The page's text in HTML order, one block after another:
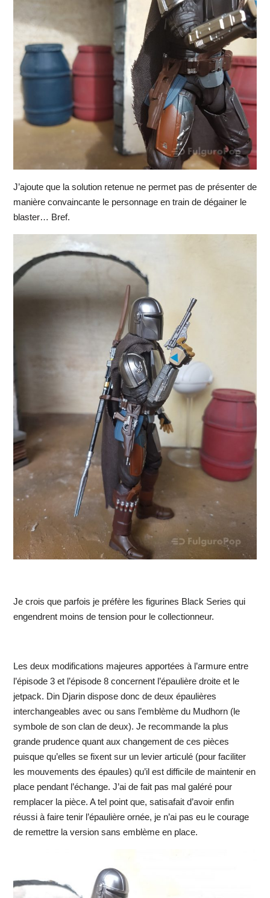
J’ajoute que la solution retenue ne permet pas de présenter de
manière convaincante le personnage en train de dégainer le
blaster… Bref.
Je crois que parfois je préfère les figurines Black Series qui
engendrent moins de tension pour le collectionneur.
Les deux modifications majeures apportées à l’armure entre
l’épisode 3 et l’épisode 8 concernent l’épaulière droite et le
jetpack. Din Djarin dispose donc de deux épaulières
interchangeables avec ou sans l’emblème du Mudhorn (le
symbole de son clan de deux). Je recommande la plus
grande prudence quant aux changement de ces pièces
puisque qu’elles se fixent sur un levier articulé (pour faciliter
les mouvements des épaules) qu’il est difficile de maintenir en
place pendant l’échange. J’ai de fait pas mal galéré pour
remplacer la pièce. A tel point que, satisafait d’avoir enfin
réussi à faire tenir l’épaulière ornée, je n’ai pas eu le courage
de remettre la version sans emblème en place.